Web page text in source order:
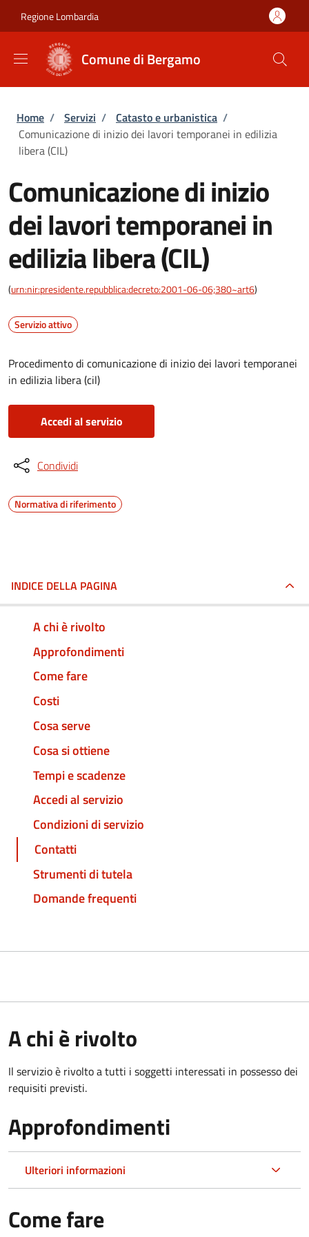
Regione Lombardia
Comune di Bergamo
Briciole di pane
Home / Servizi / Catasto e urbanistica /
Comunicazione di inizio dei lavori temporanei in edilizia
libera (CIL)
Comunicazione di inizio
dei lavori temporanei in
edilizia libera (CIL)
(urn:nir:presidente.repubblica:decreto:2001-06-06;380~art6)
Servizio attivo
Procedimento di comunicazione di inizio dei lavori temporanei
in edilizia libera (cil)
Accedi al servizio
Condividi
Normativa di riferimento
INDICE DELLA PAGINA
A chi è rivolto
Approfondimenti
Come fare
Costi
Cosa serve
Cosa si ottiene
Tempi e scadenze
Accedi al servizio
Condizioni di servizio
Contatti
Strumenti di tutela
Domande frequenti
A chi è rivolto
Il servizio è rivolto a tutti i soggetti interessati in possesso dei
requisiti previsti.
Approfondimenti
Ulteriori informazioni
Come fare